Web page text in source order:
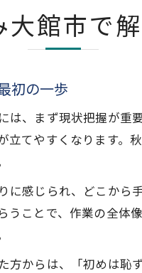
高齢
館市で
初の一歩
は、まず現状把握が
立てやすくなります。
に感じられ、どこから
うことで、作業の全体
方からは、「初めは